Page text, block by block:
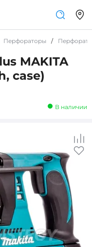
Перфораторы /
MAKITA
case)
В наличии